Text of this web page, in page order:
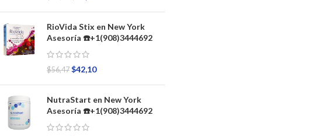
RioVida Stix en New York
Asesoría ☎️+1(908)3444692
$56,47 $42,10
NutraStart en New York
Asesoría ☎️+1(908)3444692